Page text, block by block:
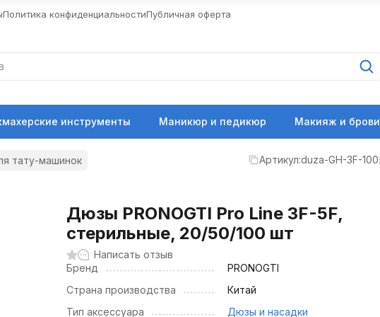
Политика конфиденциальностиПубличная оферта
инструменты Маникюр и педикюр Макияж и брови
тату-машинок Артикул:duza-GH-3F-100
Дюзы PRONOGTI Pro Line 3F-5F,
стерильные, 20/50/100 шт
Написать отзыв
Бренд
PRONOGTI
Страна производства
Китай
Тип аксессуара
Дюзы и насадки